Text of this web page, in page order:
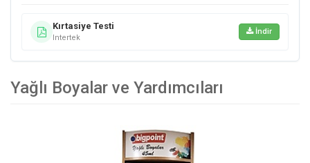
Kırtasiye Testi
Intertek
İndir
Yağlı Boyalar ve Yardımcıları